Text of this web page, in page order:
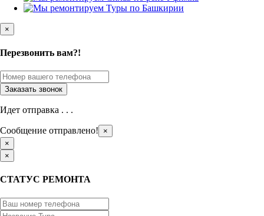
×
Перезвонить вам?!
Идет отправка . . .
Сообщение отправлено!
×
×
×
СТАТУС РЕМОНТА